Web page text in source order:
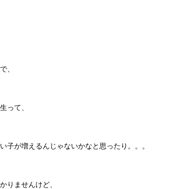
、
って、
子が増えるんじゃないかなと思ったり。。。
りませんけど、